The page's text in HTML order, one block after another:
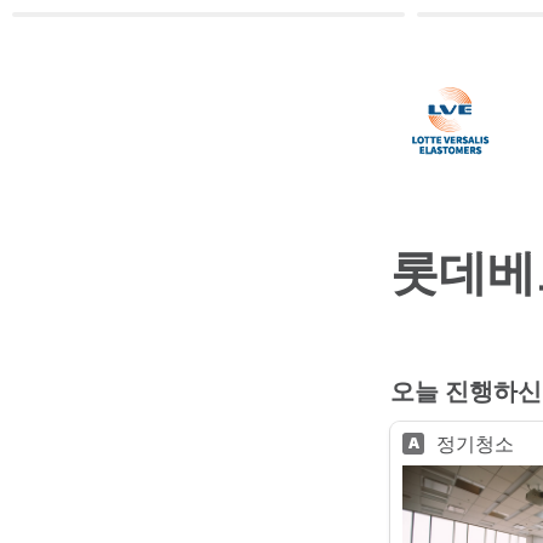
롯데
오늘 진행하
A 정기청소